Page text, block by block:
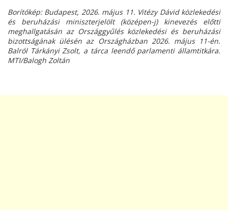
Borítókép: Budapest, 2026. május 11. Vitézy Dávid közlekedési
és beruházási miniszterjelölt (középen-j) kinevezés előtti
meghallgatásán az Országgyűlés közlekedési és beruházási
bizottságának ülésén az Országházban 2026. május 11-én.
Balról Tárkányi Zsolt, a tárca leendő parlamenti államtitkára.
MTI/Balogh Zoltán